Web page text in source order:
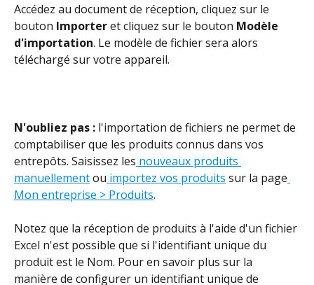
Accédez au document de réception, cliquez sur le
bouton Importer et cliquez sur le bouton Modèle
d'importation. Le modèle de fichier sera alors
téléchargé sur votre appareil.
N'oubliez pas : l'importation de fichiers ne permet de
comptabiliser que les produits connus dans vos
entrepôts. Saisissez les nouveaux produits
manuellement ou importez vos produits sur la page
Mon entreprise > Produits.
Notez que la réception de produits à l'aide d'un fichier
Excel n'est possible que si l'identifiant unique du
produit est le Nom. Pour en savoir plus sur la
manière de configurer un identifiant unique de